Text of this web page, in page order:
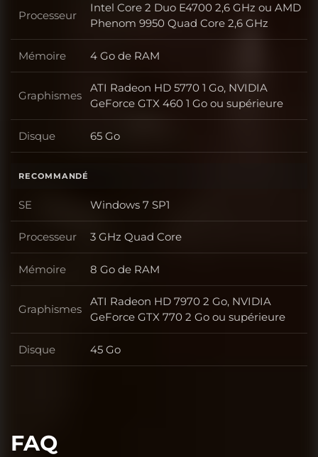
Processeur Processeur
Intel Core 2 Duo E4700 2,6 GHz ou AMD
Phenom 9950 Quad Core 2,6 GHz
Mémoire Mémoire
4 Go de RAM
Graphismes Graphismes
ATI Radeon HD 5770 1 Go, NVIDIA
GeForce GTX 460 1 Go ou supérieure
Disque Disque
65 Go
RECOMMANDÉ
SE SE
Windows 7 SP1
Processeur Processeur
3 GHz Quad Core
Mémoire Mémoire
8 Go de RAM
Graphismes Graphismes
ATI Radeon HD 7970 2 Go, NVIDIA
GeForce GTX 770 2 Go ou supérieure
Disque Disque
45 Go
FAQ